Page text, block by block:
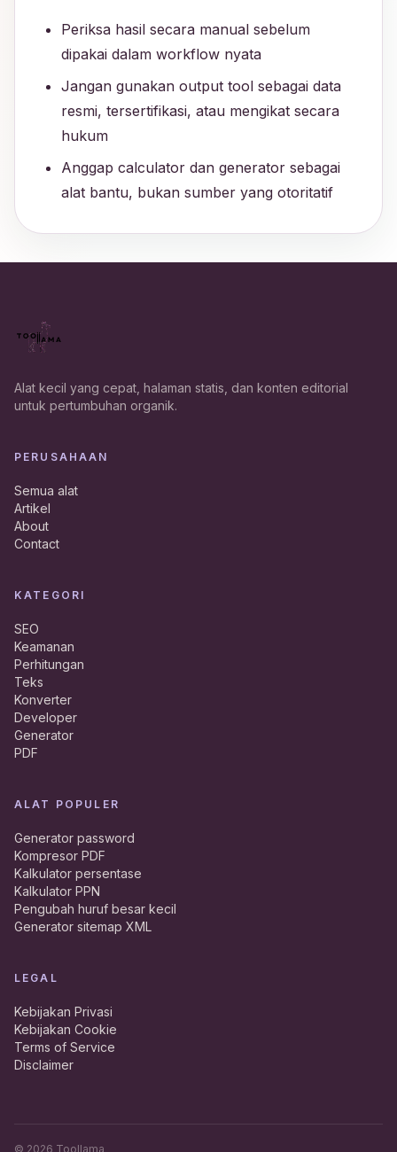
Periksa hasil secara manual sebelum
dipakai dalam workflow nyata
Jangan gunakan output tool sebagai data
resmi, tersertifikasi, atau mengikat secara
hukum
Anggap calculator dan generator sebagai
alat bantu, bukan sumber yang otoritatif
Alat kecil yang cepat, halaman statis, dan konten editorial
untuk pertumbuhan organik.
PERUSAHAAN
Semua alat
Artikel
About
Contact
KATEGORI
SEO
Keamanan
Perhitungan
Teks
Konverter
Developer
Generator
PDF
ALAT POPULER
Generator password
Kompresor PDF
Kalkulator persentase
Kalkulator PPN
Pengubah huruf besar kecil
Generator sitemap XML
LEGAL
Kebijakan Privasi
Kebijakan Cookie
Terms of Service
Disclaimer
© 2026 Toollama